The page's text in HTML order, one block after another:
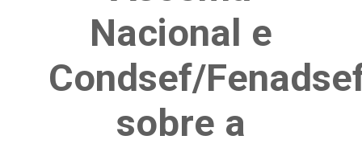
Nacional e
Condsef/
sobre a